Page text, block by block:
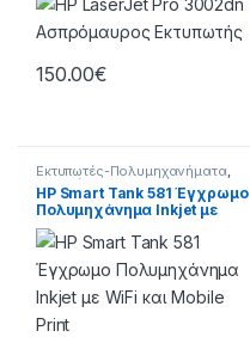
150.00€
Εκτυπωτές-Πολυμηχανήματα,
Καινούριοι Εκτυπωτές-
Πολυμηχανήματα
HP Smart Tank 581 Έγχρωμο
Πολυμηχάνημα Inkjet με
WiFi και Mobile Print